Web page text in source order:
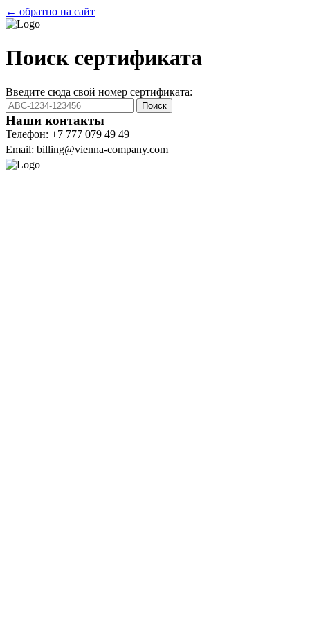
← обратно на сайт
Поиск сертификата
Введите сюда свой номер сертификата:
Поиск
Наши контакты
Телефон: +7 777 079 49 49
Email: billing@vienna-company.com